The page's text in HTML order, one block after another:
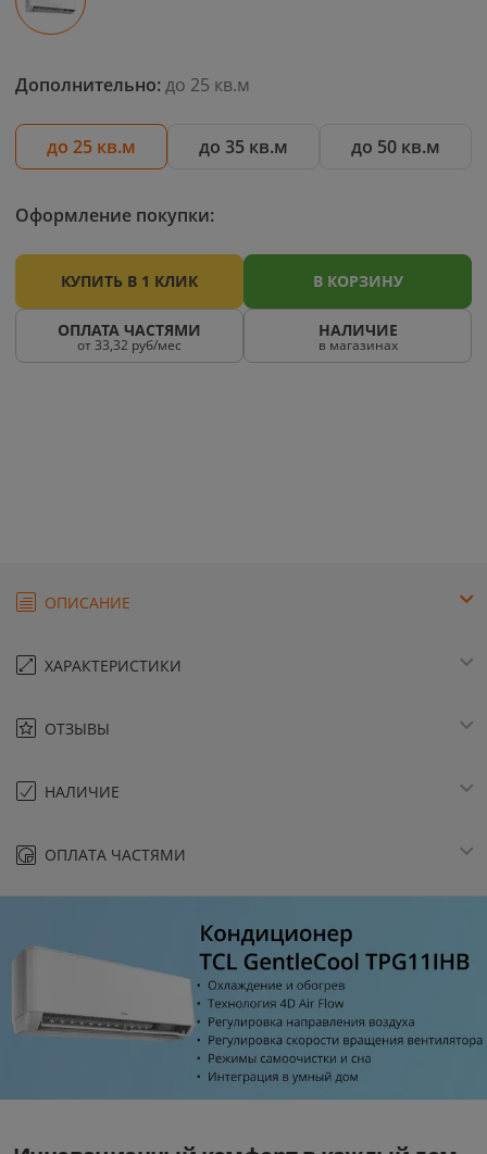
Дополнительно:до 25 кв.м
до 25 кв.м до 35 кв.м до 50 кв.м
Оформление покупки:
КУПИТЬ В 1 КЛИК В КОРЗИНУ
ОПЛАТА ЧАСТЯМИ
от 33,32 руб/мес
НАЛИЧИЕ
в магазинах
ОПИСАНИЕ
ХАРАКТЕРИСТИКИ
ОТЗЫВЫ
НАЛИЧИЕ
ОПЛАТА ЧАСТЯМИ